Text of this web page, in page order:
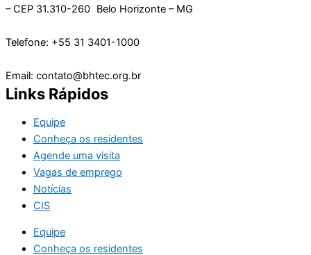
– CEP 31.310-260 Belo Horizonte – MG
Telefone: +55 31 3401-1000
Email: contato@bhtec.org.br
Links Rápidos
Equipe
Conheça os residentes
Agende uma visita
Vagas de emprego
Notícias
CIS
Equipe
Conheça os residentes